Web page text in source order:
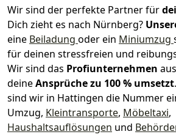
Wir sind der perfekte Partner für
Dich zieht es nach Nürnberg?
eine Beiladung oder ein Miniumzug
für deinen stressfreien und
Wir sind das Profiunternehmen
deineAnsprüche zu 100 % umsetzt
sind wir in Hattingen die Nummer
Umzug, Kleintransporte, Möbeltaxi,
Haushaltsauflösungen und